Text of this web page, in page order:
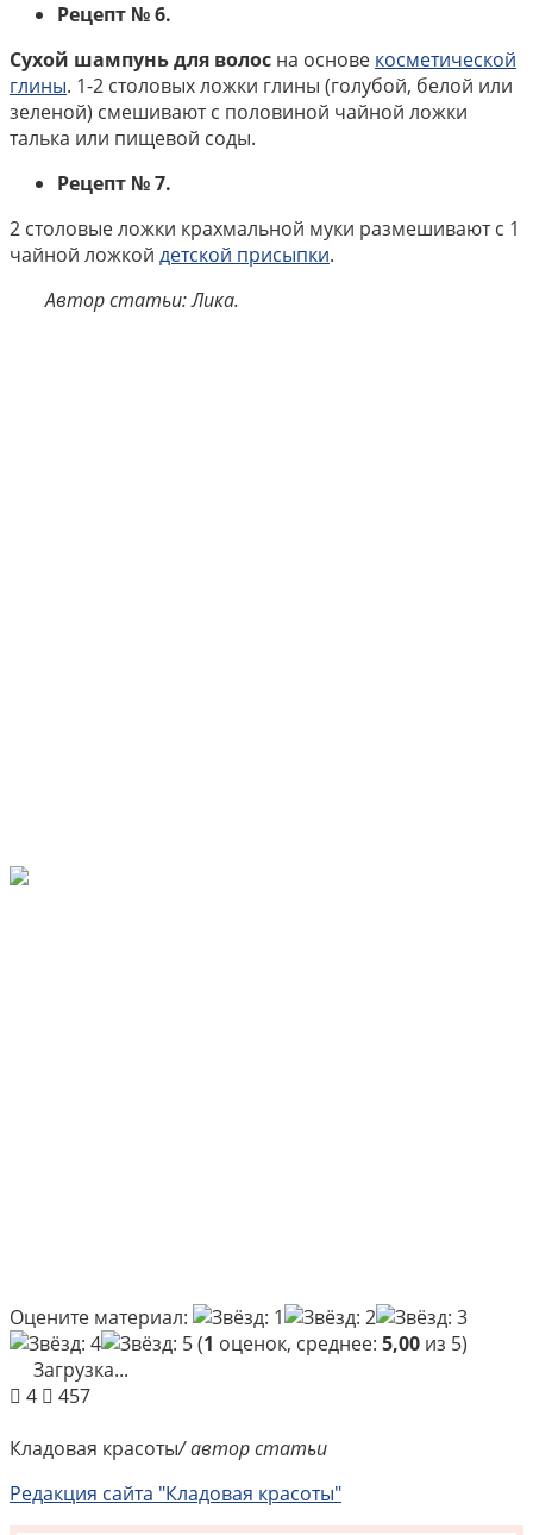
Рецепт № 6.
Сухой шампунь для волос на основе косметической
глины. 1-2 столовых ложки глины (голубой, белой или
зеленой) смешивают с половиной чайной ложки
талька или пищевой соды.
Рецепт № 7.
2 столовые ложки крахмальной муки размешивают с 1
чайной ложкой детской присыпки.
Автор статьи: Лика.
Оцените материал:
(1 оценок, среднее: 5,00 из 5)
Загрузка...
4
457
Кладовая красоты/ автор статьи
Редакция сайта "Кладовая красоты"